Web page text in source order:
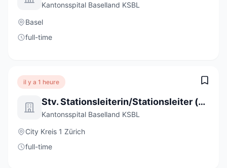
Kantonsspital Baselland KSBL
Basel
full-time
il y a 1 heure
Stv. Stationsleiterin/Stationsleiter (a) 80-100%
Kantonsspital Baselland KSBL
City Kreis 1 Zürich
full-time